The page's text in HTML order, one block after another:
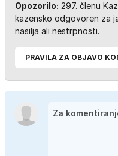
Opozorilo: 297. členu
kazensko odgovoren za
nasilja ali nestrpnosti.
PRAVILA ZA OBJAVO